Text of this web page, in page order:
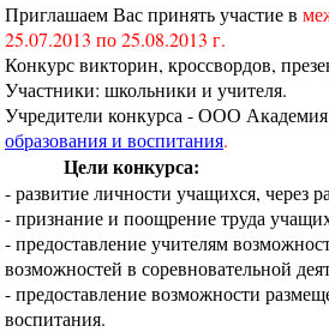
Приглашаем Вас принять участие в
25.07.2013 по 25.08.2013 г.
Конкурс викторин, кроссвордов,
Участники: школьники и учителя.
Учредители конкурса - ООО Академия
образования и воспитания.
Цели конкурса:
- развитие личности учащихся, через
- признание и поощрение труда
- предоставление учителям
возможностей в соревновательной
- предоставление возможности
воспитания.